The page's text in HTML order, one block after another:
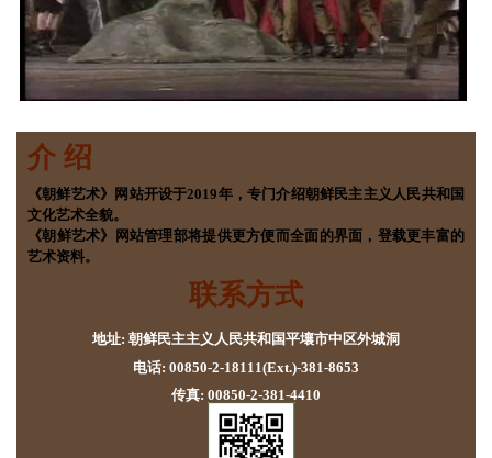
介 绍
《朝鲜艺术》网站开设于2019年，专门介绍朝鲜民主主义人民共和国
文化艺术全貌。
《朝鲜艺术》网站管理部将提供更方便而全面的界面，登载更丰富的
艺术资料。
联系方式
地址: 朝鲜民主主义人民共和国平壤市中区外城洞
电话: 00850-2-18111(Ext.)-381-8653
传真: 00850-2-381-4410